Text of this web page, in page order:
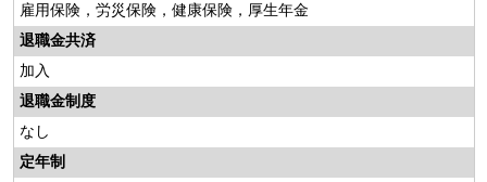
雇用保険，労災保険，健康保険，厚生年金
退職金共済
加入
退職金制度
なし
定年制